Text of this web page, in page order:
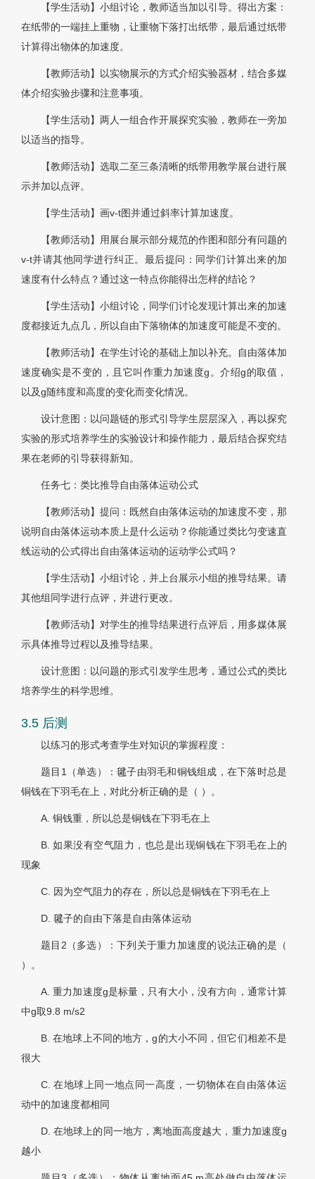
【学生活动】小组讨论，教师适当加以引导。得出方案：
在纸带的一端挂上重物，让重物下落打出纸带，最后通过纸带
计算得出物体的加速度。
【教师活动】以实物展示的方式介绍实验器材，结合多媒
体介绍实验步骤和注意事项。
【学生活动】两人一组合作开展探究实验，教师在一旁加
以适当的指导。
【教师活动】选取二至三条清晰的纸带用教学展台进行展
示并加以点评。
【学生活动】画v-t图并通过斜率计算加速度。
【教师活动】用展台展示部分规范的作图和部分有问题的
v-t并请其他同学进行纠正。最后提问：同学们计算出来的加
速度有什么特点？通过这一特点你能得出怎样的结论？
【学生活动】小组讨论，同学们讨论发现计算出来的加速
度都接近九点几，所以自由下落物体的加速度可能是不变的。
【教师活动】在学生讨论的基础上加以补充。自由落体加
速度确实是不变的，且它叫作重力加速度g。介绍g的取值，
以及g随纬度和高度的变化而变化情况。
设计意图：以问题链的形式引导学生层层深入，再以探究
实验的形式培养学生的实验设计和操作能力，最后结合探究结
果在老师的引导获得新知。
任务七：类比推导自由落体运动公式
【教师活动】提问：既然自由落体运动的加速度不变，那
说明自由落体运动本质上是什么运动？你能通过类比匀变速直
线运动的公式得出自由落体运动的运动学公式吗？
【学生活动】小组讨论，并上台展示小组的推导结果。请
其他组同学进行点评，并进行更改。
【教师活动】对学生的推导结果进行点评后，用多媒体展
示具体推导过程以及推导结果。
设计意图：以问题的形式引发学生思考，通过公式的类比
培养学生的科学思维。
3.5 后测
以练习的形式考查学生对知识的掌握程度：
题目1（单选）：毽子由羽毛和铜钱组成，在下落时总是
铜钱在下羽毛在上，对此分析正确的是（ ）。
A. 铜钱重，所以总是铜钱在下羽毛在上
B. 如果没有空气阻力，也总是出现铜钱在下羽毛在上的
现象
C. 因为空气阻力的存在，所以总是铜钱在下羽毛在上
D. 毽子的自由下落是自由落体运动
题目2（多选）：下列关于重力加速度的说法正确的是（
）。
A. 重力加速度g是标量，只有大小，没有方向，通常计算
中g取9.8 m/s2
B. 在地球上不同的地方，g的大小不同，但它们相差不是
很大
C. 在地球上同一地点同一高度，一切物体在自由落体运
动中的加速度都相同
D. 在地球上的同一地方，离地面高度越大，重力加速度g
越小